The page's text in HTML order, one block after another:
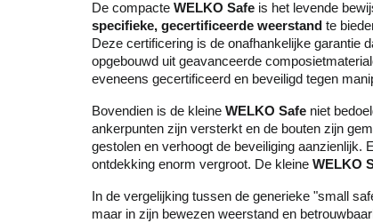
De compacte WELKO Safeis het levende
specifieke, gecertificeerde weerstand te
Deze certificering is de onafhankelijke garantie
opgebouwd uit geavanceerde
eveneens gecertificeerd en beveiligd tegen
Bovendien is de kleine WELKO Safeniet
ankerpunten zijn versterkt en de bouten zijn
gestolen en verhoogt de beveiliging aanzienlijk.
ontdekking enorm vergroot. De kleine WELKO
In de vergelijking tussen de generieke "small
maar in zijn bewezen weerstand en